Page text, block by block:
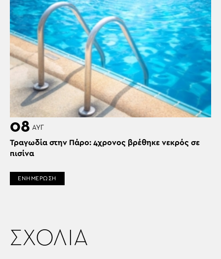
08 ΑΥΓ
Τραγωδία στην Πάρο: 4χρονος βρέθηκε νεκρός σε
πισίνα
ΕΝΗΜΕΡΩΣΗ
ΣΧΟΛΙΑ